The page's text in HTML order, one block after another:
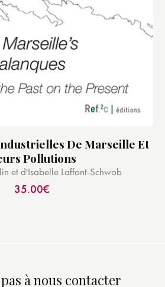
De Marseille Et
Pollutions
et d'Isabelle Laffont-Schwob
35.00€
à nous contacter